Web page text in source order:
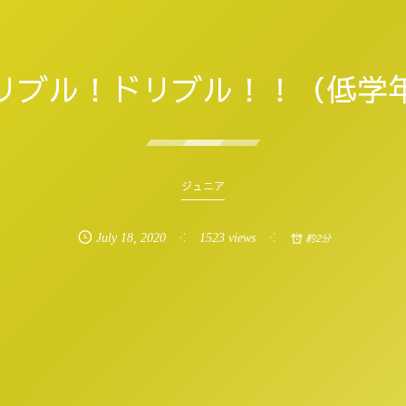
ブル！ドリブル！！（低学
ジュニア
July 18,2020 1523 views 約2分